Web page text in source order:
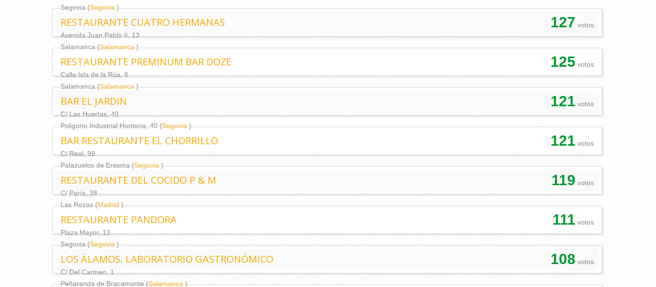
Segovia (Segovia )
RESTAURANTE CUATRO HERMANAS
Avenida Juan Pablo II, 13
Salamanca (Salamanca )
127 votos
RESTAURANTE PREMINUM BAR DOZE
Calle Isla de la Rúa, 6
Salamanca (Salamanca )
125 votos
BAR EL JARDIN
C/ Las Huertas, 40
Poligono Industrial Hontoria, 40 (Segovia )
121 votos
BAR RESTAURANTE EL CHORRILLO
C/ Real, 99
Palazuelos de Eresma (Segovia )
121 votos
RESTAURANTE DEL COCIDO P & M
C/ París, 38
Las Rozas (Madrid )
119 votos
RESTAURANTE PANDORA
Plaza Mayor, 13
Segovia (Segovia )
111 votos
LOS ÁLAMOS. LABORATORIO GASTRONÓMICO
C/ Del Carmen, 1
Peñaranda de Bracamonte (Salamanca )
108 votos